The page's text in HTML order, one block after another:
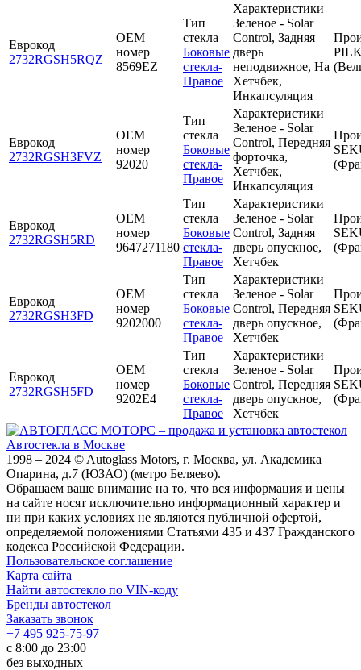
Еврокод
2732RGSH5RQZ
OEM
номер
8569EZ
Тип
стекла
Боковые
стекла-
Правое
Характеристики
Зеленое - Solar
Control, Задняя
дверь
неподвижное, На
Хетчбек,
Инкапсуляция
Еврокод
2732RGSH3FVZ
OEM
номер
92020
Тип
стекла
Боковые
стекла-
Правое
Характеристики
Зеленое - Solar
Control, Передняя
форточка,
Хетчбек,
Инкапсуляция
Еврокод
2732RGSH5RD
OEM
номер
9647271180
Тип
стекла
Боковые
стекла-
Правое
Характеристики
Зеленое - Solar
Control, Задняя
дверь опускное,
Хетчбек
Еврокод
2732RGSH3FD
OEM
номер
9202000
Тип
стекла
Боковые
стекла-
Правое
Характеристики
Зеленое - Solar
Control, Передняя
дверь опускное,
Хетчбек
Еврокод
2732RGSH5FD
OEM
номер
9202Е4
Тип
стекла
Боковые
стекла-
Правое
Характеристики
Зеленое - Solar
Control, Передняя
дверь опускное,
Хетчбек
Автостекла в Москве
1998 – 2024 © Autoglass Motors, г. Москва, ул. Академика
Опарина, д.7 (ЮЗАО) (метро Беляево).
Обращаем ваше внимание на то, что вся информация и цены
на сайте носят исключительно информационный характер и
ни при каких условиях не являются публичной офертой,
определяемой положениями Статьями 435 и 437 Гражданского
кодекса Российской Федерации.
Пользовательское соглашение
Карта сайта
Найти автостекло по VIN-коду
Бренды автостекол
Заказать звонок
+7 495 925-75-97
с 8:00 до 23:00
без выходных